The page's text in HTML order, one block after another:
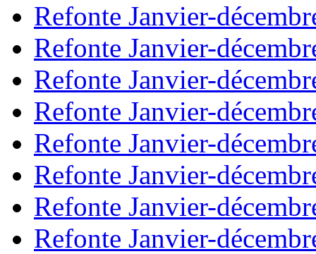
Refonte Janvier-
Refonte Janvier-
Refonte Janvier-
Refonte Janvier-
Refonte Janvier-
Refonte Janvier-
Refonte Janvier-
Refonte Janvier-